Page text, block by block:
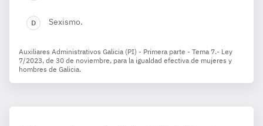
Sexismo.
Auxiliares Administrativos Galicia (PI) - Primera parte - Tema 7.- Ley
7/2023, de 30 de noviembre, para la igualdad efectiva de mujeres y
hombres de Galicia.